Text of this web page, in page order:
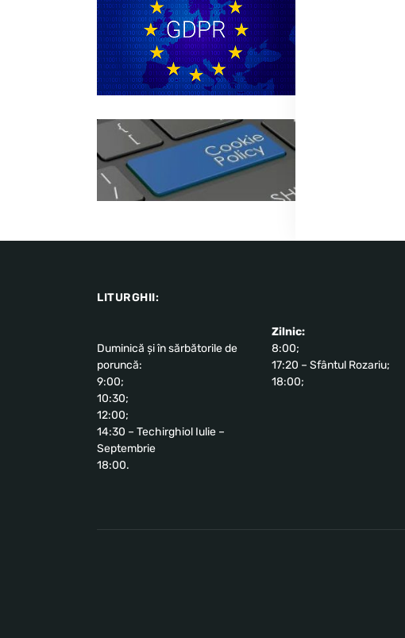
LITURGHII:
Duminică și în sărbătorile de
poruncă:
9:00;
10:30;
12:00;
14:30 – Techirghiol Iulie –
Septembrie
18:00.
Zilnic:
8:00;
17:20 – Sfântul Rozariu;
18:00;